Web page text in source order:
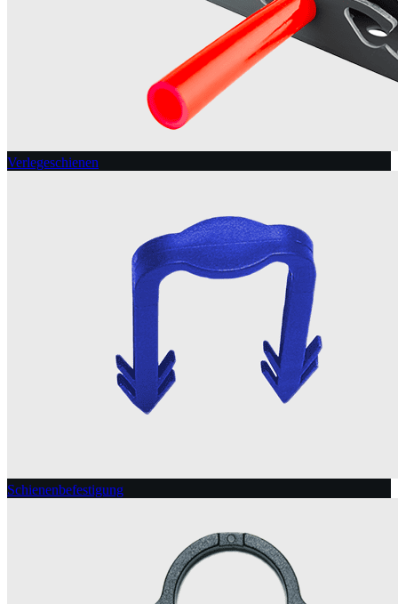
Verlegeschienen
Schienenbefestigung